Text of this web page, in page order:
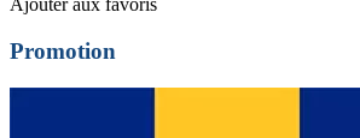
Ajouter aux favoris
Promotion